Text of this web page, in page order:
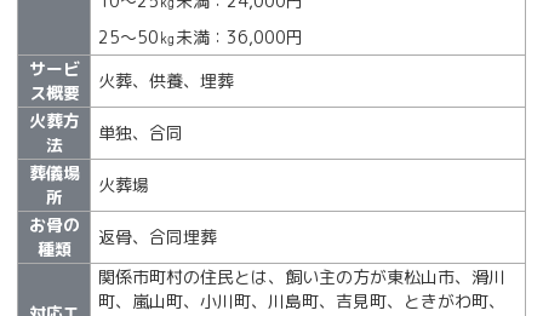
25～50㎏未満：36,000円
サービ
ス概要
火葬、供養、埋葬
火葬方
法
単独、合同
葬儀場
所
火葬場
お骨の
種類
返骨、合同埋葬
関係市町村の住民とは、飼い主の方が東松山市、滑川
町、嵐山町、小川町、川島町、吉見町、ときがわ町、